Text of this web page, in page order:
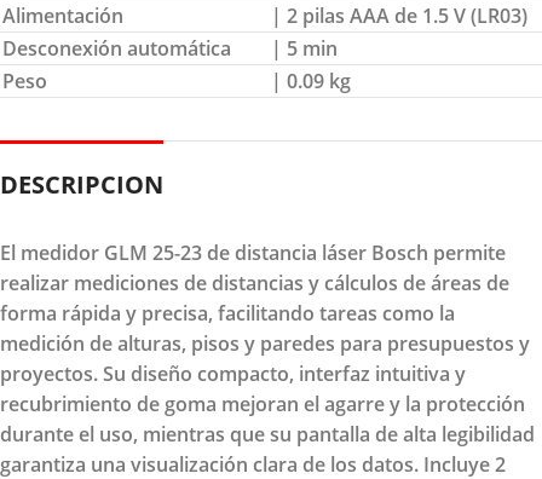
Alimentación
| 2 pilas AAA de 1.5 V (LR03)
Desconexión automática
| 5 min
Peso
| 0.09 kg
DESCRIPCION
El medidor GLM 25-23 de distancia láser Bosch permite
realizar mediciones de distancias y cálculos de áreas de
forma rápida y precisa, facilitando tareas como la
medición de alturas, pisos y paredes para presupuestos y
proyectos. Su diseño compacto, interfaz intuitiva y
recubrimiento de goma mejoran el agarre y la protección
durante el uso, mientras que su pantalla de alta legibilidad
garantiza una visualización clara de los datos. Incluye 2